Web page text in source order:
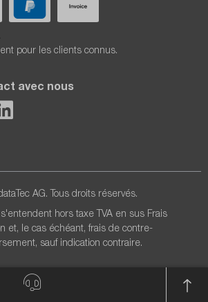
pour les clients connus.
avec nous
AG. Tous droits réservés.
hors taxe TVA en sus Frais
et, le cas échéant, frais de contre-
sauf indication contraire.